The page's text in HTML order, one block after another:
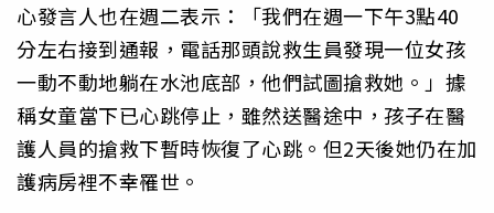
心發言人也在週二表示：「我們在週一下午3點40
分左右接到通報，電話那頭說救生員發現一位女孩
一動不動地躺在水池底部，他們試圖搶救她。」據
稱女童當下已心跳停止，雖然送醫途中，孩子在醫
護人員的搶救下暫時恢復了心跳。但2天後她仍在加
護病房裡不幸罹世。